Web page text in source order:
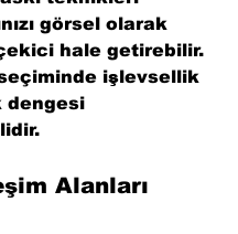
görsel olarak
hale getirebilir.
işlevsellik
dengesi
Alanları